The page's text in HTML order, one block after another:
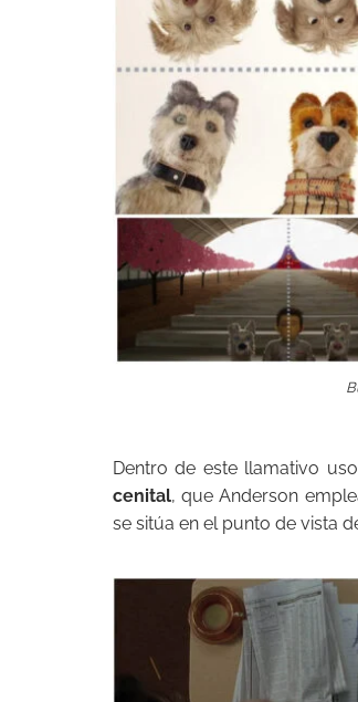
Dentro de este llamativo
cenital, que Anderson
se sitúa en el punto de vista